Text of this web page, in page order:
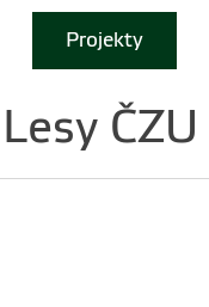
Projekty
ČZU